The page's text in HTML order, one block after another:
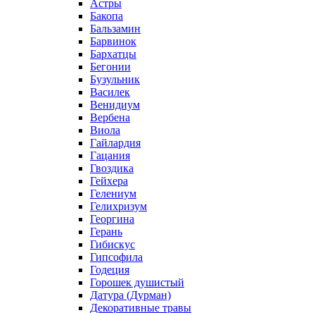
Астры
Бакопа
Бальзамин
Барвинок
Бархатцы
Бегонии
Бузульник
Василек
Венидиум
Вербена
Виола
Гайлардия
Гацания
Гвоздика
Гейхера
Гелениум
Гелихризум
Георгина
Герань
Гибискус
Гипсофила
Годеция
Горошек душистый
Датура (Дурман)
Декоративные травы